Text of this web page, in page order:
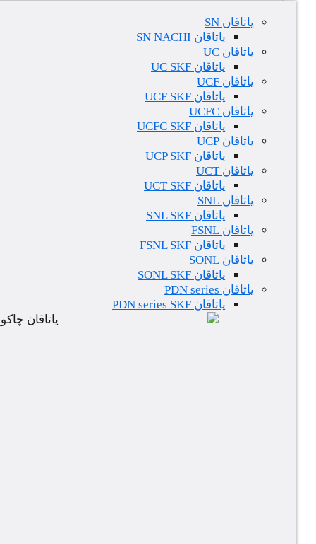
یاتاقان SN
یاتاقان SN NACHI
یاتاقان UC
یاتاقان UC SKF
یاتاقان UCF
یاتاقان UCF SKF
یاتاقان UCFC
یاتاقان UCFC SKF
یاتاقان UCP
یاتاقان UCP SKF
یاتاقان UCT
یاتاقان UCT SKF
یاتاقان SNL
یاتاقان SNL SKF
یاتاقان FSNL
یاتاقان FSNL SKF
یاتاقان SONL
یاتاقان SONL SKF
یاتاقان PDN series
یاتاقان PDN series SKF